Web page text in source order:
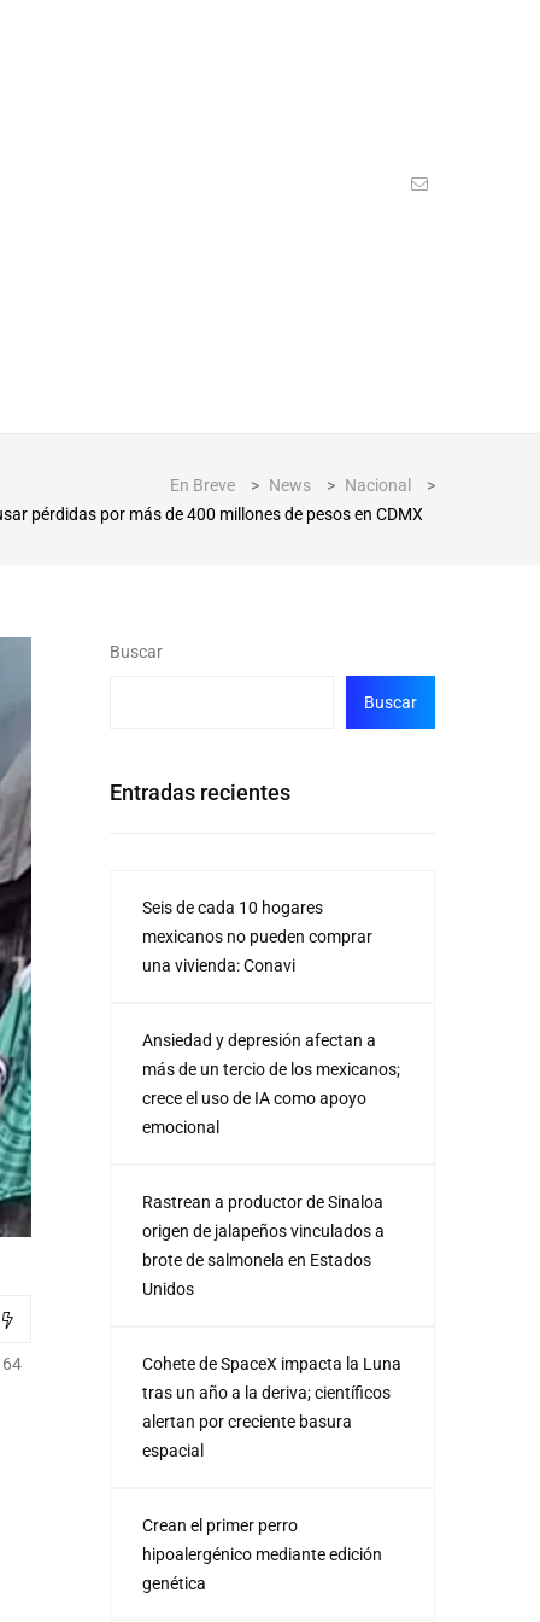
En Breve > News > Nacional
>
pérdidas por más de 400 millones de pesos en CDMX
Buscar
Buscar
Entradas recientes
Seis de cada 10 hogares
mexicanos no pueden comprar
una vivienda: Conavi
Ansiedad y depresión afectan a
más de un tercio de los mexicanos;
crece el uso de IA como apoyo
emocional
Rastrean a productor de Sinaloa
origen de jalapeños vinculados a
brote de salmonela en Estados
Unidos
Cohete de SpaceX impacta la Luna
tras un año a la deriva; científicos
alertan por creciente basura
espacial
Crean el primer perro
hipoalergénico mediante edición
genética